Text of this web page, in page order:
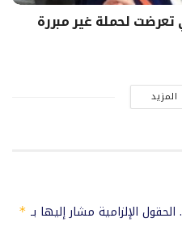
لحملة غير مبررة
الحقول الإلزامية مشار إليها بـ *